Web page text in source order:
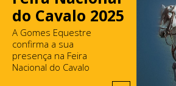
do Cavalo 2025
A Gomes Equestre
confirma a sua
presença na Feira
Nacional do Cavalo